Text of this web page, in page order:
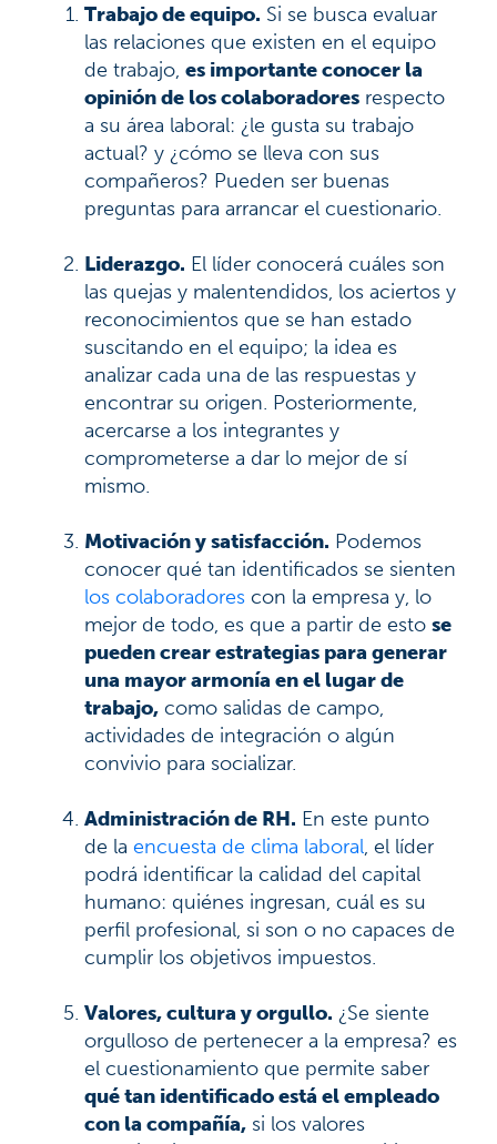
Trabajo de equipo. Si se busca evaluar
las relaciones que existen en el equipo
de trabajo, es importante conocer la
opinión de los colaboradores respecto
a su área laboral: ¿le gusta su trabajo
actual? y ¿cómo se lleva con sus
compañeros? Pueden ser buenas
preguntas para arrancar el cuestionario.
Liderazgo. El líder conocerá cuáles son
las quejas y malentendidos, los aciertos y
reconocimientos que se han estado
suscitando en el equipo; la idea es
analizar cada una de las respuestas y
encontrar su origen. Posteriormente,
acercarse a los integrantes y
comprometerse a dar lo mejor de sí
mismo.
Motivación y satisfacción. Podemos
conocer qué tan identificados se sienten
los colaboradores con la empresa y, lo
mejor de todo, es que a partir de esto se
pueden crear estrategias para generar
una mayor armonía en el lugar de
trabajo, como salidas de campo,
actividades de integración o algún
convivio para socializar.
Administración de RH. En este punto
de la encuesta de clima laboral, el líder
podrá identificar la calidad del capital
humano: quiénes ingresan, cuál es su
perfil profesional, si son o no capaces de
cumplir los objetivos impuestos.
Valores, cultura y orgullo. ¿Se siente
orgulloso de pertenecer a la empresa? es
el cuestionamiento que permite saber
qué tan identificado está el empleado
con la compañía, si los valores